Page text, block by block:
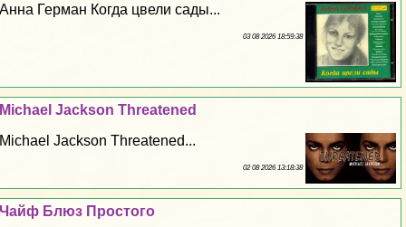
Анна Герман Когда цвели сады...
03 08 2026 18:59:38
Michael Jackson Threatened
Michael Jackson Threatened...
02 08 2026 13:18:38
Чайф Блюз Простого